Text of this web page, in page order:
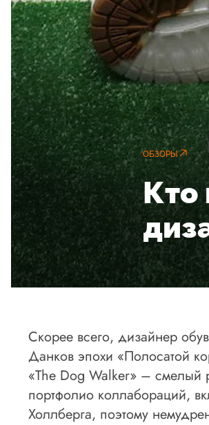
ОБЗОРЫ
Кто
Скорее всего, дизайнер
Данков эпохи «Полосатой
«The Dog Walker» – смелый
портфолио коллабораций,
Холлберга, поэтому